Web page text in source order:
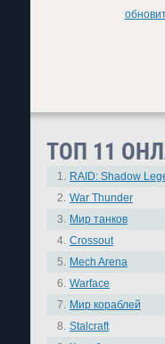
ТОП 11
1. RAID: Shadow
2. War Thunder
3. Мир танков
4. Crossout
5. Mech Arena
6. Warface
7. Мир кораблей
8. Stalcraft